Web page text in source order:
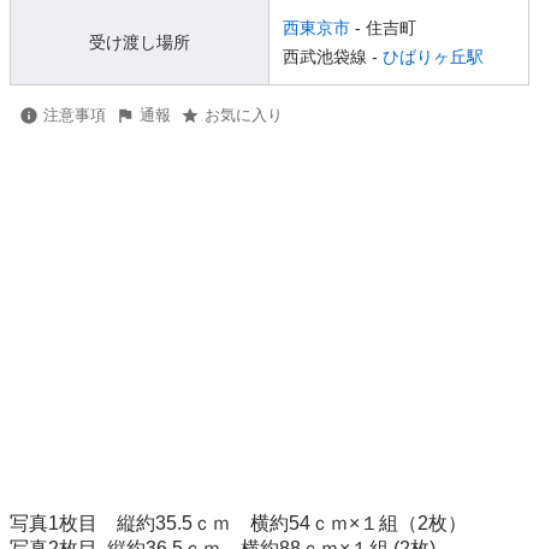
受け渡し場所
西東京市 - 住吉町
西武池袋線 - ひばりヶ丘駅
注意事項 通報 お気に入り
写真1枚目　縦約35.5ｃｍ　横約54ｃｍ×１組（2枚）